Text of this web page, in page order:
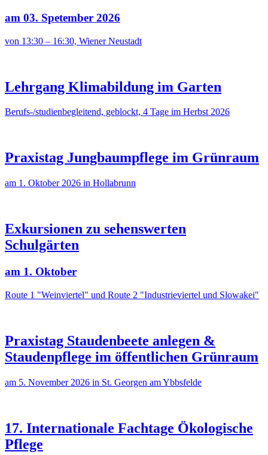
am 03. Spetember 2026
von 13:30 – 16:30, Wiener Neustadt
Lehrgang Klimabildung im Garten
Berufs-/studienbegleitend, geblockt, 4 Tage im Herbst 2026
Praxistag Jungbaumpflege im Grünraum
am 1. Oktober 2026 in Hollabrunn
Exkursionen zu sehenswerten
Schulgärten
am 1. Oktober
Route 1 "Weinviertel" und Route 2 "Industrieviertel und Slowakei"
Praxistag Staudenbeete anlegen &
Staudenpflege im öffentlichen Grünraum
am 5. November 2026 in St. Georgen am Ybbsfelde
17. Internationale Fachtage Ökologische
Pflege